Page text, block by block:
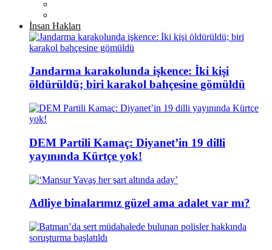
İnsan Hakları
Jandarma karakolunda işkence: İki kişi
öldürüldü; biri karakol bahçesine gömüldü
DEM Partili Kamaç: Diyanet’in 19 dilli
yayınında Kürtçe yok!
Adliye binalarımız güzel ama adalet var mı?